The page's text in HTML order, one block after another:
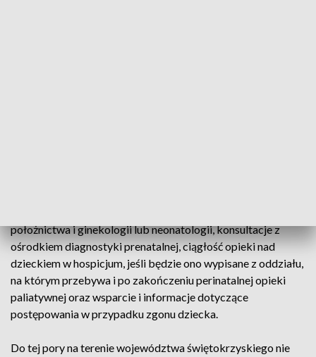
położnictwa i ginekologii lub neonatologii, konsultacje z
ośrodkiem diagnostyki prenatalnej, ciągłość opieki nad
dzieckiem w hospicjum, jeśli będzie ono wypisane z oddziału,
na którym przebywa i po zakończeniu perinatalnej opieki
paliatywnej oraz wsparcie i informacje dotyczące
postępowania w przypadku zgonu dziecka.
Do tej pory na terenie województwa świętokrzyskiego nie